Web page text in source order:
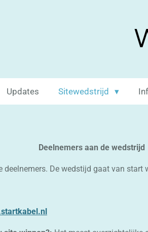
Updates Sitewedstrijd
Deelnemers aan de wedstrijd
deelnemers. De wedstijd gaat van start